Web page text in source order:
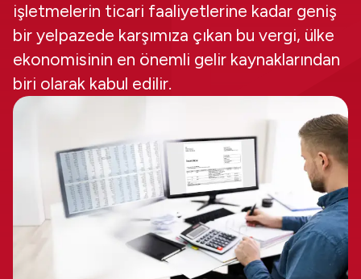
işletmelerin ticari faaliyetlerine kadar geniş
bir yelpazede karşımıza çıkan bu vergi, ülke
ekonomisinin en önemli gelir kaynaklarından
biri olarak kabul edilir.